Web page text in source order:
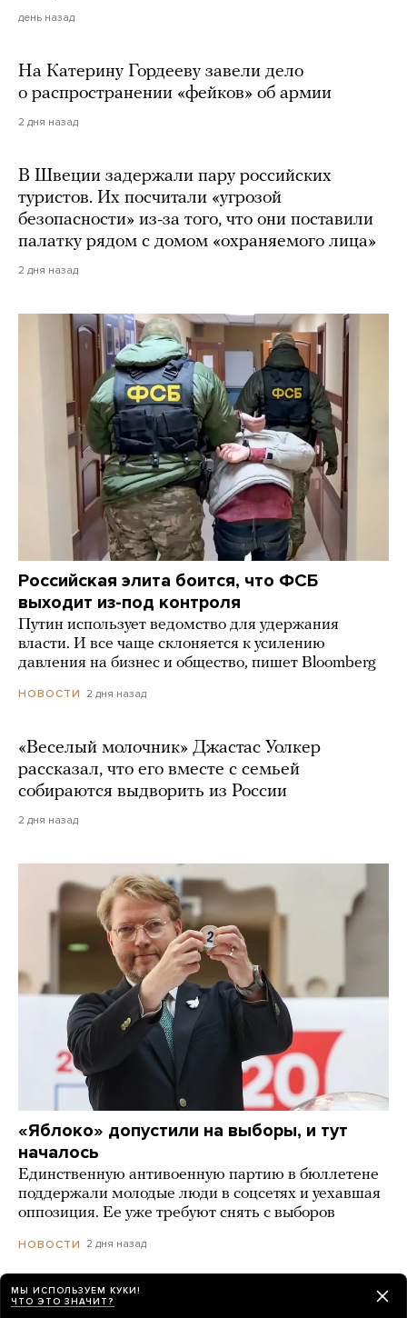
день назад
На Катерину Гордееву завели дело
о распространении «фейков» об армии
2 дня назад
В Швеции задержали пару российских
туристов. Их посчитали «угрозой
безопасности» из-за того, что они поставили
палатку рядом с домом «охраняемого лица»
2 дня назад
Российская элита боится, что ФСБ
выходит из-под контроля
Путин использует ведомство для удержания
власти. И все чаще склоняется к усилению
давления на бизнес и общество, пишет Bloomberg
НОВОСТИ 2 дня назад
«Веселый молочник» Джастас Уолкер
рассказал, что его вместе с семьей
собираются выдворить из России
2 дня назад
«Яблоко» допустили на выборы, и тут
началось
Единственную антивоенную партию в бюллетене
поддержали молодые люди в соцсетях и уехавшая
оппозиция. Ее уже требуют снять с выборов
НОВОСТИ 2 дня назад
МЫ ИСПОЛЬЗУЕМ КУКИ!
ЧТО ЭТО ЗНАЧИТ?